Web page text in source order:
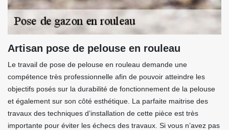
Artisan pose de pelouse en rouleau
Le travail de pose de pelouse en rouleau demande une
compétence très professionnelle afin de pouvoir atteindre les
objectifs posés sur la durabilité de fonctionnement de la pelouse
et également sur son côté esthétique. La parfaite maitrise des
travaux des techniques d’installation de cette pièce est très
importante pour éviter les échecs des travaux. Si vous n’avez pas